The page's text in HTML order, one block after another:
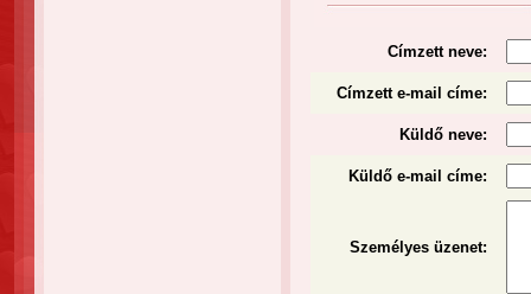
Címzett neve:
Címzett e-mail címe:
Küldő neve:
Küldő e-mail címe:
Személyes üzenet: